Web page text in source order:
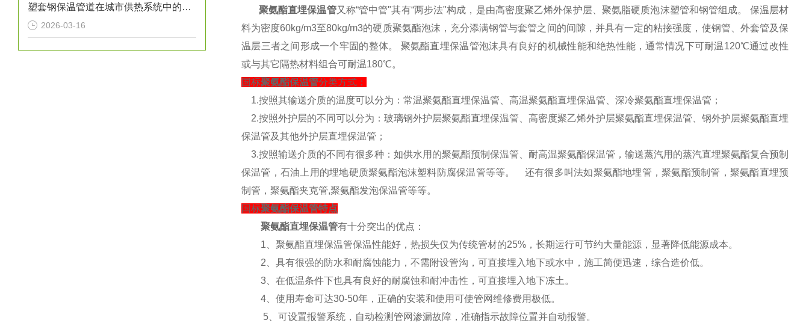
塑套钢保温管道在城市供热系统中的应用
2026-03-16
聚氨酯直埋保温管又称“管中管"其有“两步法"构成，是由高密度聚乙烯外保护层、聚氨脂硬质泡沫塑管和钢管组成。 保温层材
料为密度60kg/m3至80kg/m3的硬质聚氨酯泡沫，充分添满钢管与套管之间的间隙，并具有一定的粘接强度，使钢管、外套管及保
温层三者之间形成一个牢固的整体。 聚氨酯直埋保温管泡沫具有良好的机械性能和绝热性能，通常情况下可耐温120℃通过改性
或与其它隔热材料组合可耐温180℃。
国标聚氨酯保温管分类方式：
1.按照其输送介质的温度可以分为：常温聚氨酯直埋保温管、高温聚氨酯直埋保温管、深冷聚氨酯直埋保温管；
2.按照外护层的不同可以分为：玻璃钢外护层聚氨酯直埋保温管、高密度聚乙烯外护层聚氨酯直埋保温管、钢外护层聚氨酯直埋
保温管及其他外护层直埋保温管；
3.按照输送介质的不同有很多种：如供水用的聚氨酯预制保温管、耐高温聚氨酯保温管，输送蒸汽用的蒸汽直埋聚氨酯复合预制
保温管，石油上用的埋地硬质聚氨酯泡沫塑料防腐保温管等等。 还有很多叫法如聚氨酯地埋管，聚氨酯预制管，聚氨酯直埋预
制管，聚氨酯夹克管,聚氨酯发泡保温管等等。
国标聚氨酯保温管特点
聚氨酯直埋保温管有十分突出的优点：
1、聚氨酯直埋保温管保温性能好，热损失仅为传统管材的25%，长期运行可节约大量能源，显著降低能源成本。
2、具有很强的防水和耐腐蚀能力，不需附设管沟，可直接埋入地下或水中，施工简便迅速，综合造价低。
3、在低温条件下也具有良好的耐腐蚀和耐冲击性，可直接埋入地下冻土。
4、使用寿命可达30-50年，正确的安装和使用可使管网维修费用极低。
5、可设置报警系统，自动检测管网渗漏故障，准确指示故障位置并自动报警。